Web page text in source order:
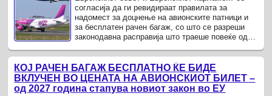
согласија да ги ревидираат правилата за
надомест за доцнење на авионските патници и
за бесплатен рачен багаж, со што се разреши
законодавна расправија што траеше повеќе од
КОЈ РАЧЕН БАГАЖ БЕСПЛАТНО ЌЕ БИДЕ
ВКЛУЧЕН ВО ЦЕНАТА НА АВИОНСКИОТ БИЛЕТ –
од 2027 година стапува новиот закон во ЕУ